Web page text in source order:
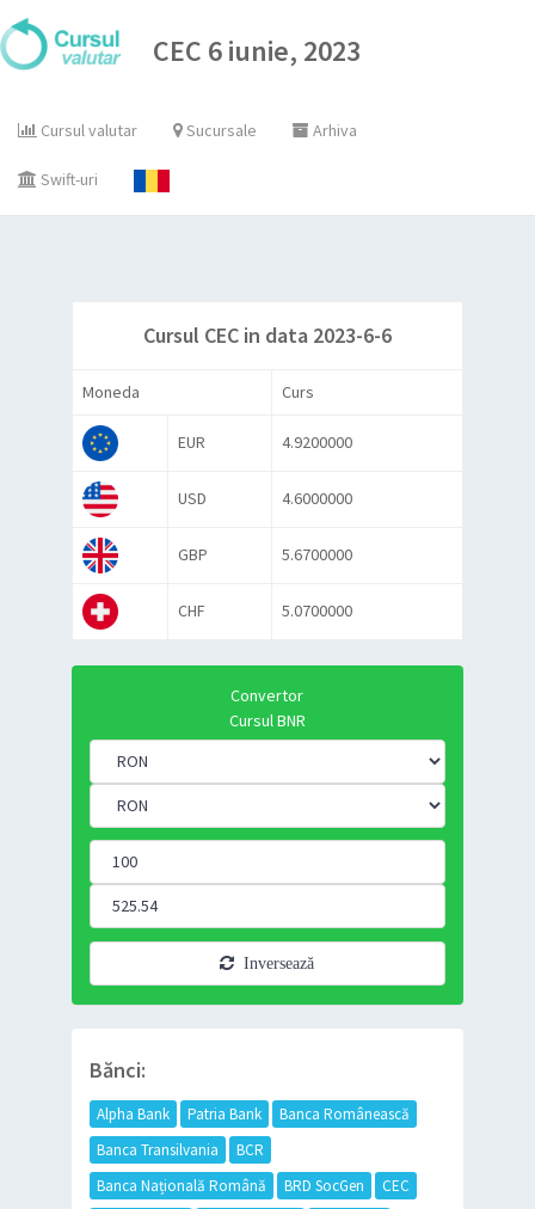
CEC 6 iunie, 2023
Cursul valutar Sucursale Arhiva
Swift-uri
Cursul CEC in data 2023-6-6
Moneda Curs
EUR 4.9200000
USD 4.6000000
GBP 5.6700000
CHF 5.0700000
Convertor
Cursul BNR
Inversează
Bănci:
Alpha Bank Patria Bank
Banca Românească
Banca Transilvania
BCR
Banca Națională Română
BRD SocGen
CEC